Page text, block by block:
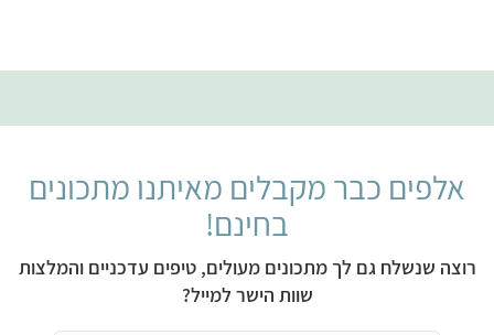
אלפים כבר מקבלים מאיתנו מתכונים
בחינם!
רוצה שנשלח גם לך מתכונים מעולים, טיפים עדכניים והמלצות
שוות הישר למייל?